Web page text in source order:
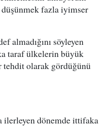
fazla iyimser
almadığını söyleyen
taraf ülkelerin büyük
olarak gördüğünü
ilerleyen dönemde ittifaka